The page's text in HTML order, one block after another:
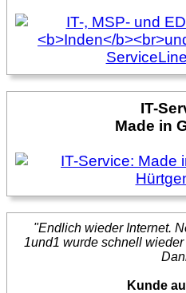
IT-
Made in
"Endlich wieder Internet.
1und1 wurde schnell
Kunde